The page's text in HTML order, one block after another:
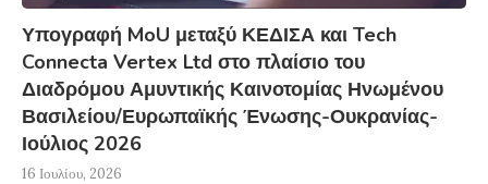
Υπογραφή MoU μεταξύ ΚΕΔΙΣΑ και Tech
Connecta Vertex Ltd στο πλαίσιο του
Διαδρόμου Αμυντικής Καινοτομίας Ηνωμένου
Βασιλείου/Ευρωπαϊκής Ένωσης-Ουκρανίας-
Ιούλιος 2026
16 Ιουλίου, 2026